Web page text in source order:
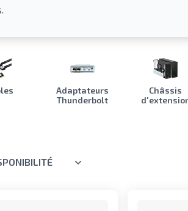
Adaptateurs
Thunderbolt
Châssis